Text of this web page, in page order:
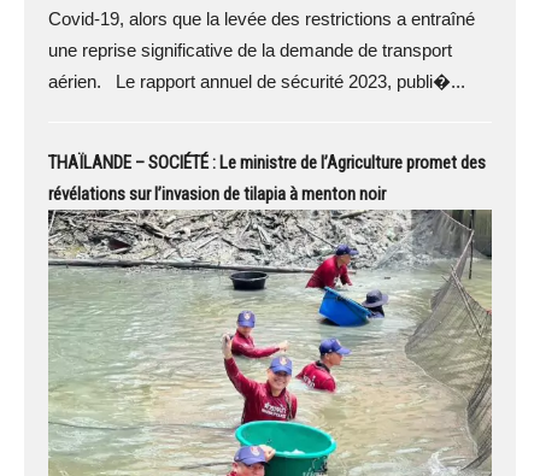
Covid-19, alors que la levée des restrictions a entraîné
une reprise significative de la demande de transport
aérien. Le rapport annuel de sécurité 2023, publi�...
THAÏLANDE – SOCIÉTÉ : Le ministre de l’Agriculture promet des
révélations sur l’invasion de tilapia à menton noir